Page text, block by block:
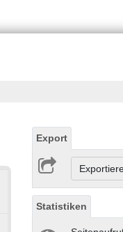
Export
Statistiken